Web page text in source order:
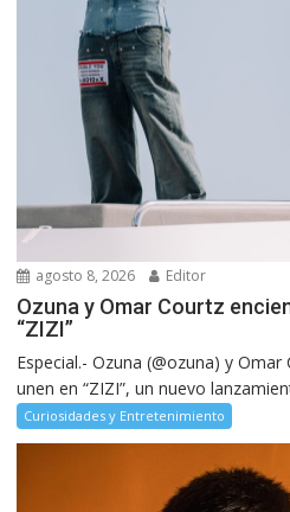
agosto 8, 2026 Editor
Ozuna y Omar Courtz
“ZIZI”
Especial.- Ozuna (@ozuna) y
unen en “ZIZI”, un nuevo
Curiosidades y Entretenimiento